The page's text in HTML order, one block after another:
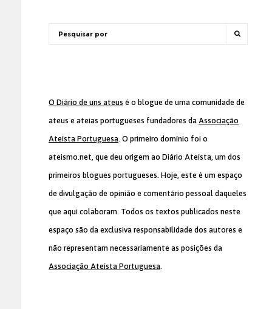
O Diário de uns ateus é o blogue de uma comunidade de
ateus e ateias portugueses fundadores da Associação
Ateísta Portuguesa. O primeiro domínio foi o
ateismo.net, que deu origem ao Diário Ateísta, um dos
primeiros blogues portugueses. Hoje, este é um espaço
de divulgação de opinião e comentário pessoal daqueles
que aqui colaboram. Todos os textos publicados neste
espaço são da exclusiva responsabilidade dos autores e
não representam necessariamente as posições da
Associação Ateísta Portuguesa.